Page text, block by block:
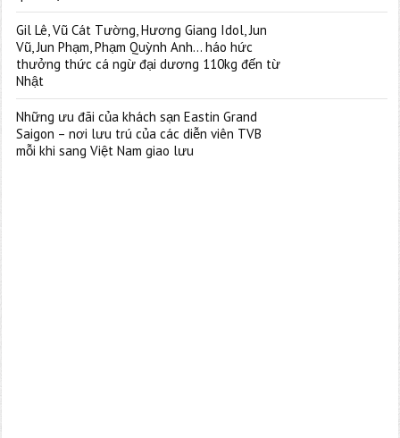
Gil Lê, Vũ Cát Tường, Hương Giang Idol, Jun
Vũ, Jun Phạm, Phạm Quỳnh Anh… háo hức
thưởng thức cá ngừ đại dương 110kg đến từ
Nhật
Những ưu đãi của khách sạn Eastin Grand
Saigon – nơi lưu trú của các diễn viên TVB
mỗi khi sang Việt Nam giao lưu